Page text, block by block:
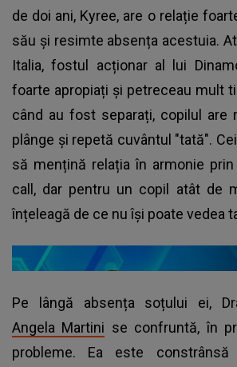
de doi ani, Kyree, are o relație
său și resimte absența acestuia.
Italia, fostul acționar al lui
foarte apropiați și petreceau mult
când au fost separați, copilul are
plânge și repetă cuvântul "tată".
să mențină relația în armonie
call, dar pentru un copil atât de
înțeleagă de ce nu își poate vedea
Pe lângă absența soțului ei,
Angela Martini se confruntă, în
probleme. Ea este